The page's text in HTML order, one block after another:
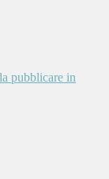
pubblicare in